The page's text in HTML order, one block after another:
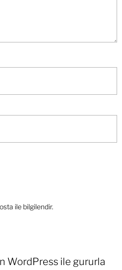
ile bilgilendir.
WordPress ile gururla